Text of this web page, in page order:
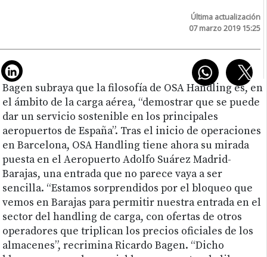
Última actualización
07 marzo 2019 15:25
Bagen subraya que la filosofía de OSA Handling es, en
el ámbito de la carga aérea, “demostrar que se puede
dar un servicio sostenible en los principales
aeropuertos de España”. Tras el inicio de operaciones
en Barcelona, OSA Handling tiene ahora su mirada
puesta en el Aeropuerto Adolfo Suárez Madrid-
Barajas, una entrada que no parece vaya a ser
sencilla. “Estamos sorprendidos por el bloqueo que
vemos en Barajas para permitir nuestra entrada en el
sector del handling de carga, con ofertas de otros
operadores que triplican los precios oficiales de los
almacenes”, recrimina Ricardo Bagen. “Dicho